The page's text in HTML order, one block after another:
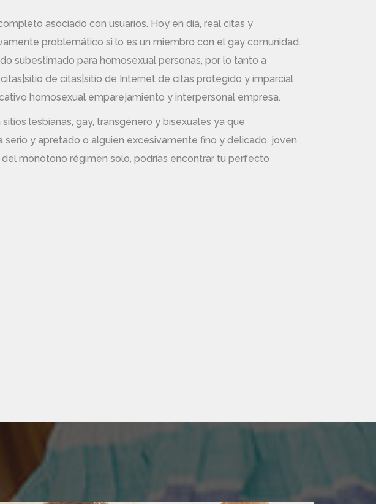
asociado con usuarios. Hoy en día, real citas y
problemático si lo es un miembro con el gay comunidad.
subestimado para homosexual personas, por lo tanto a
de citas|sitio de Internet de citas protegido y imparcial
homosexual emparejamiento y interpersonal empresa.
lesbianas, gay, transgénero y bisexuales ya que
y apretado o alguien excesivamente fino y delicado, joven
monótono régimen solo, podrías encontrar tu perfecto